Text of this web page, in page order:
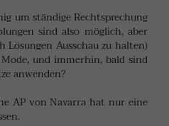
um ständige Rechtsprechung
sind also möglich, aber
Ausschau zu halten)
und immerhin, bald sind
anwenden?
AP von Navarra hat nur eine